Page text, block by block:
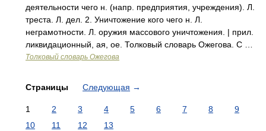
деятельности чего н. (напр. предприятия, учреждения). Л.
треста. Л. дел. 2. Уничтожение кого чего н. Л.
неграмотности. Л. оружия массового уничтожения. | прил.
ликвидационный, ая, ое. Толковый словарь Ожегова. С …
Толковый словарь Ожегова
Страницы Следующая →
1 2 3 4 5 6 7 8
9
10
11 12 13